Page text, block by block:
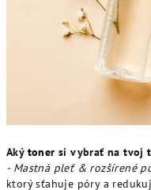
Aký toner si vybrať na tvoj
- Mastná pleť & rozšírené
ktorý sťahuje póry a